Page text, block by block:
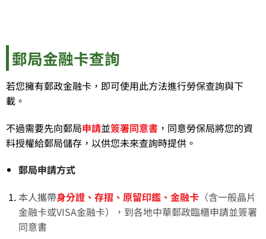
郵局金融卡查詢
若您擁有郵政金融卡，即可使用此方法進行勞保查詢與下
載。
不過需要先向郵局申請並簽署同意書 ，同意勞保局將您的資
料授權給郵局儲存，以供您未來查詢時提供。
郵局申請方式
本人攜帶身分證、存摺、原留印鑑、金融卡（含一般晶片
金融卡或VISA金融卡），到各地中華郵政臨櫃申請並簽署
同意書